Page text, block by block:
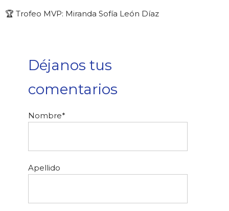
🏆 Trofeo MVP: Miranda Sofía León Díaz
Déjanos tus
comentarios
Nombre*
Apellido